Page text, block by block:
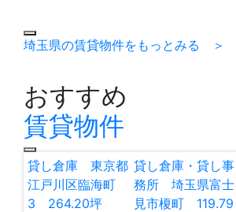
埼玉県の賃貸物件をもっとみる ＞
おすすめ
賃貸物件
貸し倉庫 東京都
江戸川区臨海町
3 264.20坪
貸し倉庫・貸し事
務所 埼玉県富士
見市榎町 119.79